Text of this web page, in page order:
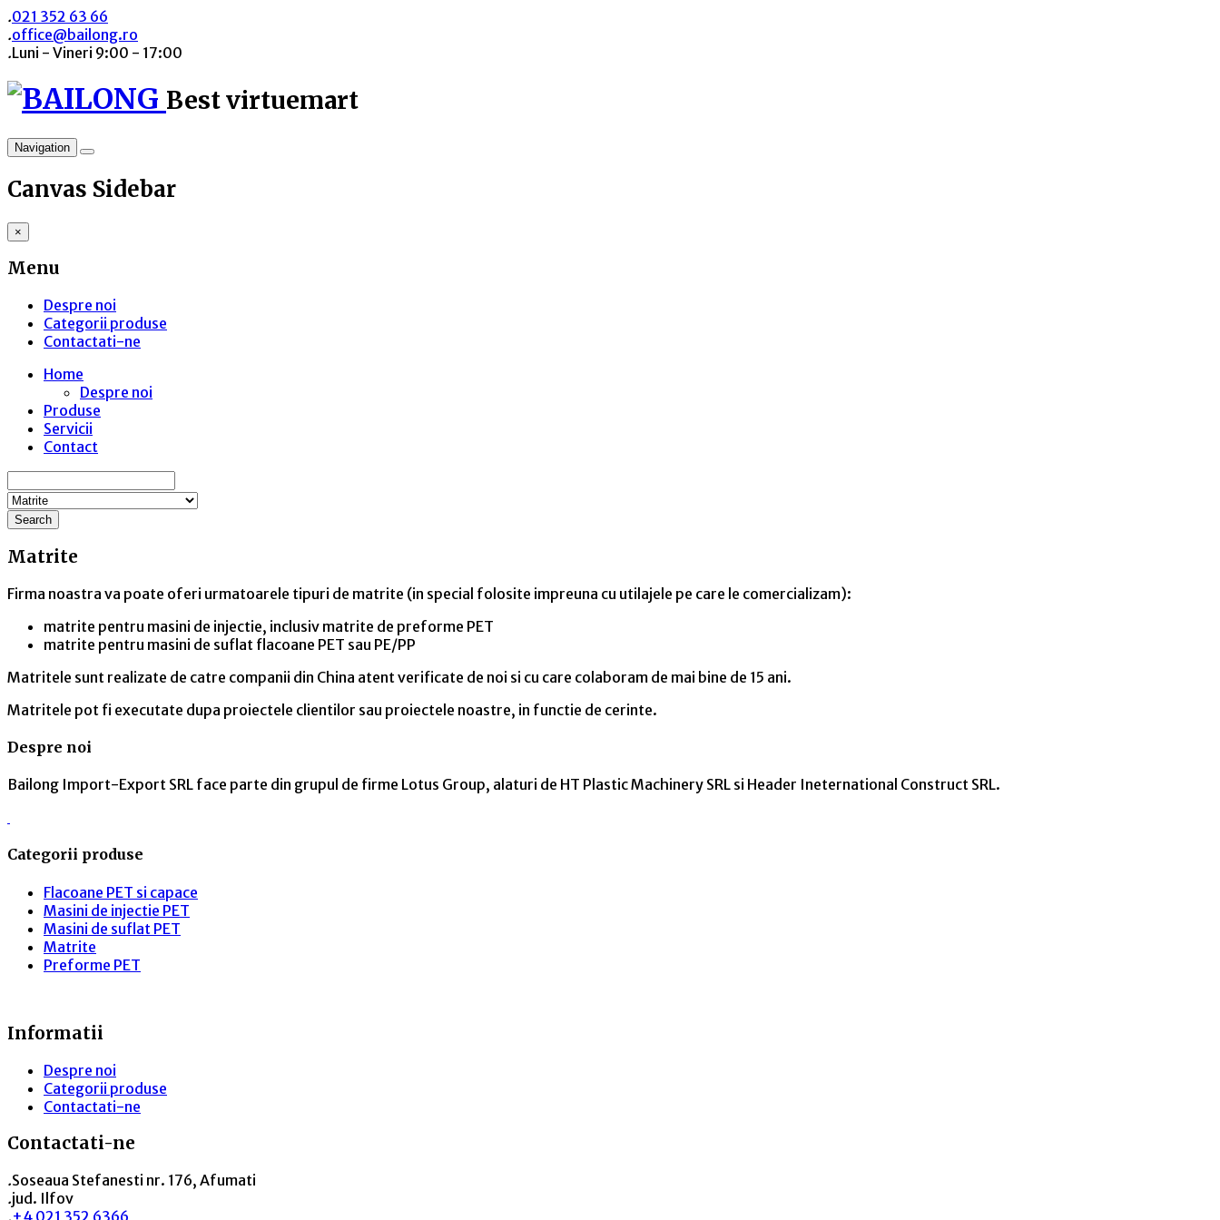
.021 352 63 66
.office@bailong.ro
.Luni - Vineri 9:00 - 17:00
Best virtuemart
Navigation
Canvas Sidebar
×
Menu
Despre noi
Categorii produse
Contactati-ne
Home
Despre noi
Produse
Servicii
Contact
Search
Matrite
Firma noastra va poate oferi urmatoarele tipuri de matrite (in special folosite impreuna cu utilajele pe care le comercializam):
matrite pentru masini de injectie, inclusiv matrite de preforme PET
matrite pentru masini de suflat flacoane PET sau PE/PP
Matritele sunt realizate de catre companii din China atent verificate de noi si cu care colaboram de mai bine de 15 ani.
Matritele pot fi executate dupa proiectele clientilor sau proiectele noastre, in functie de cerinte.
Despre noi
Bailong Import-Export SRL face parte din grupul de firme Lotus Group, alaturi de HT Plastic Machinery SRL si Header Ineternational Construct SRL.
Categorii produse
Flacoane PET si capace
Masini de injectie PET
Masini de suflat PET
Matrite
Preforme PET
Informatii
Despre noi
Categorii produse
Contactati-ne
Contactati-ne
.Soseaua Stefanesti nr. 176, Afumati
.jud. Ilfov
.+4 021 352 6366